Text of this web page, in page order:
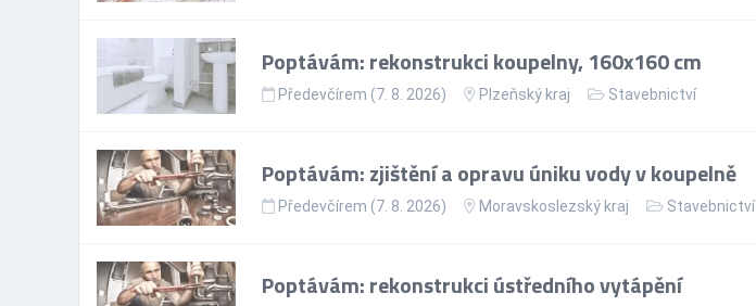
Poptávám: rekonstrukci koupelny, 160x160 cm
Předevčírem (7. 8. 2026) Plzeňský kraj Stavebnictví
Poptávám: zjištění a opravu úniku vody v koupelně
Předevčírem (7. 8. 2026) Moravskoslezský kraj Stavebnictví
Poptávám: rekonstrukci ústředního vytápění